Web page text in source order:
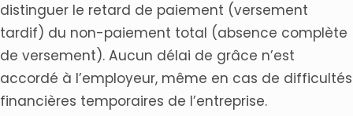
distinguer le retard de paiement (versement
tardif) du non-paiement total (absence complète
de versement). Aucun délai de grâce n’est
accordé à l’employeur, même en cas de difficultés
financières temporaires de l’entreprise.